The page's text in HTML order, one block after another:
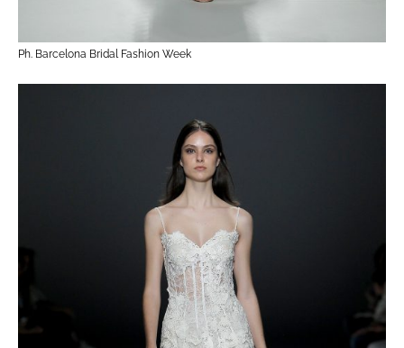
Ph. Barcelona Bridal Fashion Week